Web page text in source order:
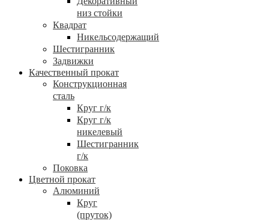
низ стойки
Квадрат
Никельсодержащий
Шестигранник
Задвижки
Качественный прокат
Конструкционная
сталь
Круг г/к
Круг г/к
никелевый
Шестигранник
г/к
Поковка
Цветной прокат
Алюминий
Круг
(пруток)